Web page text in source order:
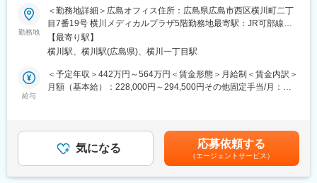
ったときや先輩や上司がサポートしてくれるため安心して進めら
れます。また、家族の急な体調不良や突発休の場合にも周囲が代
理対応をしてくれる風土があり、チームワークが強みです。
・働きやすい環境：2019年度の月間の平均残業は12.1時間です。
る会社「管理職登用度（2019年）」でも5位にランクインし、ラ
イフイベントの多い女性も活躍しやすい環境といえます。正社員
企業でのご就業経験のない方が多数活躍されており、安心して働
いていただける環境です。
＊全社平均残業時間：月13時間
＊研修終了後からはマイカーでの直行直帰OK！
担当して頂く医療機関は、ご自宅からの通勤時間も考慮させて頂
きます。
・治験薬のデータ管理、検査データチェック、症例報告書の作
成・薬剤部門や治験担当医、検査部門など、臨床試験（治験）に
勤務地
＜勤務地詳細＞広島オフィス住所：広島県広島市西区横川町二丁
目7番19号 横川メディカルプラザ5階勤務地最寄駅：JR可部線・
山陽本線／横川駅受動喫煙対策：屋内全面禁煙変更の範囲：会社
の定める事業所
【最寄り駅】
横川駅、横川駅(広島県)、横川一丁目駅
給与
＜予定年収＞442万円～564万円＜賃金形態＞月給制＜賃金内訳＞
月額（基本給）：228,000円～294,500円その他固定手当/月：
業手当＞有＜給与補足＞■昇給：年1回■賞与：年2回※基本給×3.4
ヶ月（夏冬2回の合計）■残業30時間を超過した場合は別途時間外
手当を支給致します。※全社平均残業時間：月13時間賃金はあく
までも目安の金額であり、選考を通じて上下する可能性がありま
気になる 応募依頼する
（エージェントサービス）